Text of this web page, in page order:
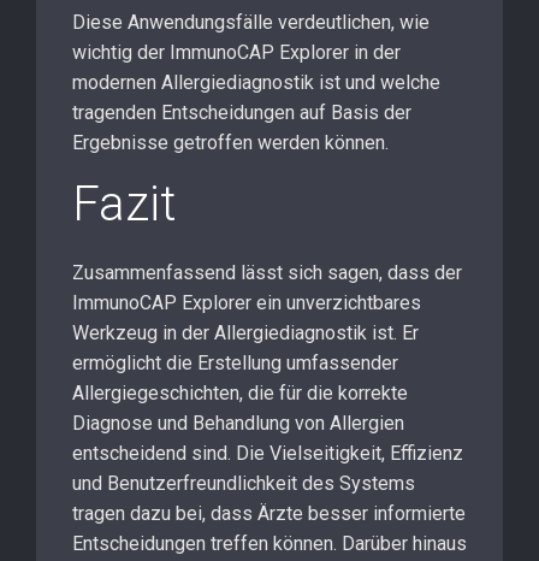
Diese Anwendungsfälle verdeutlichen, wie
wichtig der ImmunoCAP Explorer in der
modernen Allergiediagnostik ist und welche
tragenden Entscheidungen auf Basis der
Ergebnisse getroffen werden können.
Fazit
Zusammenfassend lässt sich sagen, dass der
ImmunoCAP Explorer ein unverzichtbares
Werkzeug in der Allergiediagnostik ist. Er
ermöglicht die Erstellung umfassender
Allergiegeschichten, die für die korrekte
Diagnose und Behandlung von Allergien
entscheidend sind. Die Vielseitigkeit, Effizienz
und Benutzerfreundlichkeit des Systems
tragen dazu bei, dass Ärzte besser informierte
Entscheidungen treffen können. Darüber hinaus